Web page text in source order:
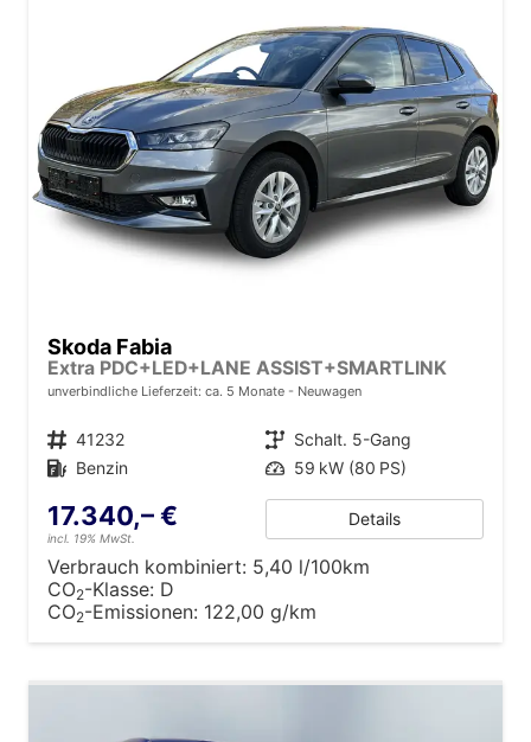
Skoda Fabia
Extra PDC+LED+LANE ASSIST+SMARTLINK
unverbindliche Lieferzeit: ca. 5 Monate Neuwagen
Fahrzeugnr. 41232 Getriebe Schalt. 5-Gang
Kraftstoff Benzin Leistung 59 kW (80 PS)
17.340,– €
incl. 19% MwSt.
Details
Verbrauch kombiniert: 5,40 l/100km
CO2-Klasse: D
CO2-Emissionen: 122,00 g/km